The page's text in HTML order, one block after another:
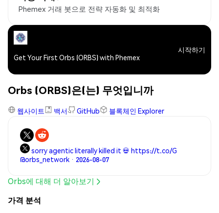
Phemex 거래 봇으로 전략 자동화 및 최적화
Get Your First Orbs (ORBS) with Phemex
시작하기
Orbs (ORBS)은(는) 무엇입니까
웹사이트 백서 GitHub 블록체인 Explorer
sorry agentic literally killed it 💀 https://t.co/G
@orbs_network · 2026-08-07
Orbs에 대해 더 알아보기
가격 분석